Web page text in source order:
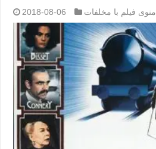
2018-08-06 منوی فیلم با مخلفات